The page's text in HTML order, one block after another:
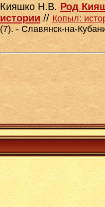
Кияшко Н.В. Род
истории // Копыл:
(7). - Славянск-на-